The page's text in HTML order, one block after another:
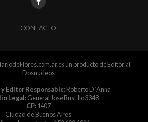
CONTACTO
es un producto de Editorial
Dosnucleos
Editor Responsable:Roberto D´Anna
Legal:General José Bustillo 3348
CP:1407
Ciudad de Buenos Aires